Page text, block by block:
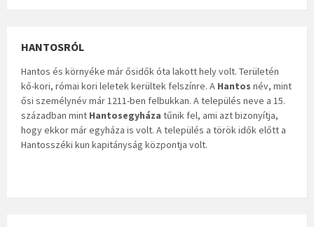
HANTOSRÓL
Hantos és környéke már ősidők óta lakott hely volt. Területén
kő-kori, római kori leletek kerültek felszínre. A Hantos név, mint
ősi személynév már 1211-ben felbukkan. A település neve a 15.
században mint Hantosegyháza tűnik fel, ami azt bizonyítja,
hogy ekkor már egyháza is volt. A település a török idők előtt a
Hantosszéki kun kapitányság központja volt.